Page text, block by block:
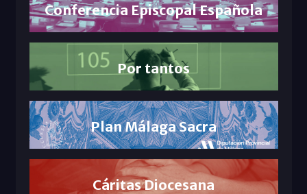
Conferencia Episcopal Española
Por tantos
Plan Málaga Sacra
Cáritas Diocesana